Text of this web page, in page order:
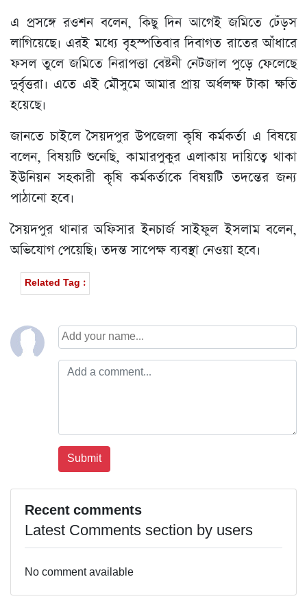
এ প্রসঙ্গে রওশন বলেন, কিছু দিন আগেই জমিতে ঢেঁড়স
লাগিয়েছে। এরই মধ্যে বৃহস্পতিবার দিবাগত রাতের আঁধারে
ফসল তুলে জমিতে নিরাপত্তা বেষ্টনী নেটজাল পুড়ে ফেলেছে
দুর্বৃত্তরা। এতে এই মৌসুমে আমার প্রায় অর্ধলক্ষ টাকা ক্ষতি
হয়েছে।
জানতে চাইলে সৈয়দপুর উপজেলা কৃষি কর্মকর্তা এ বিষয়ে
বলেন, বিষয়টি শুনেছি, কামারপুকুর এলাকায় দায়িত্বে থাকা
ইউনিয়ন সহকারী কৃষি কর্মকর্তাকে বিষয়টি তদন্তের জন্য
পাঠানো হবে।
সৈয়দপুর থানার অফিসার ইনচার্জ সাইফুল ইসলাম বলেন,
অভিযোগ পেয়েছি। তদন্ত সাপেক্ষ ব্যবস্থা নেওয়া হবে।
Related Tag :
Recent comments
Latest Comments section by users
No comment available